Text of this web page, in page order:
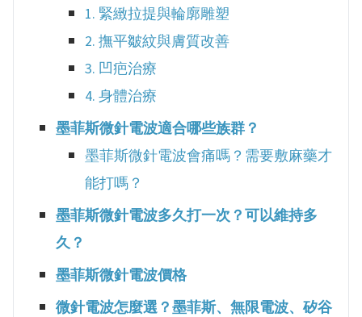
1. 緊緻拉提與輪廓雕塑
2. 撫平皺紋與膚質改善
3. 凹疤治療
4. 身體治療
墨菲斯微針電波適合哪些族群？
墨菲斯微針電波會痛嗎？需要敷麻藥才
能打嗎？
墨菲斯微針電波多久打一次？可以維持多
久？
墨菲斯微針電波價格
微針電波怎麼選？墨菲斯、無限電波、矽谷